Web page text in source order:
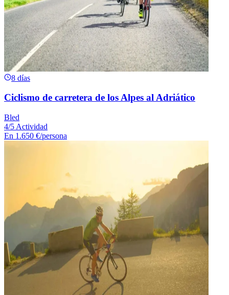
8 días
Ciclismo de carretera de los Alpes al Adriático
Bled
4/5 Actividad
En 1.650 €/persona